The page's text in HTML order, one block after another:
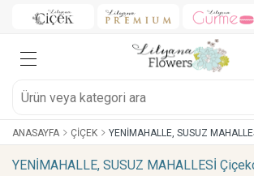
ANASAYFA ÇIÇEK YENİMAHALLE, SUSUZ
YENİMAHALLE, SUSUZ MAHALLESİ